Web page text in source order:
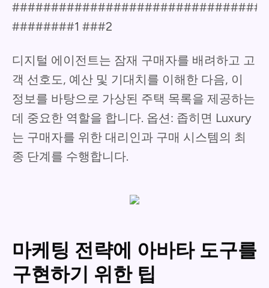
########1 ###2
디지털 에이전트는 잠재 구매자를 배려하고 고
객 선호도, 예산 및 기대치를 이해한 다음, 이
정보를 바탕으로 가상된 주택 목록을 제공하는
데 중요한 역할을 합니다. 옵션: 좁히면 Luxury
는 구매자를 위한 대리인과 구매 시스템의 최
종 단계를 수행합니다.
마케팅 전략에 아바타 도구를
구현하기 위한 팁